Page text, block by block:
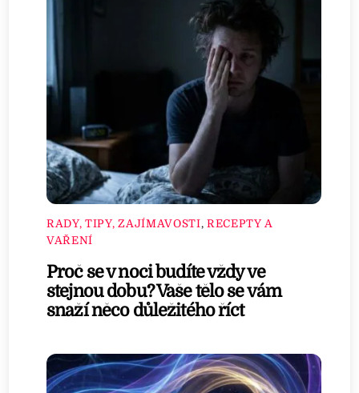
RADY, TIPY, ZAJÍMAVOSTI, RECEPTY A
VAŘENÍ
Proč se v noci budíte vždy ve
stejnou dobu? Vaše tělo se vám
snaží něco důležitého říct